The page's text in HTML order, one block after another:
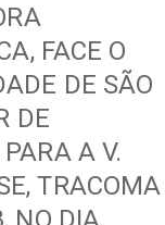
FACE O
DE SÃO
DE
A V.
TRACOMA